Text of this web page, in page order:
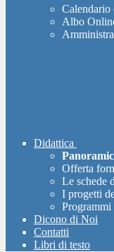
Calendario
Albo
Didattica
Offerta
Le schede
I progetti
Dicono di Noi
Contatti
Libri di testo